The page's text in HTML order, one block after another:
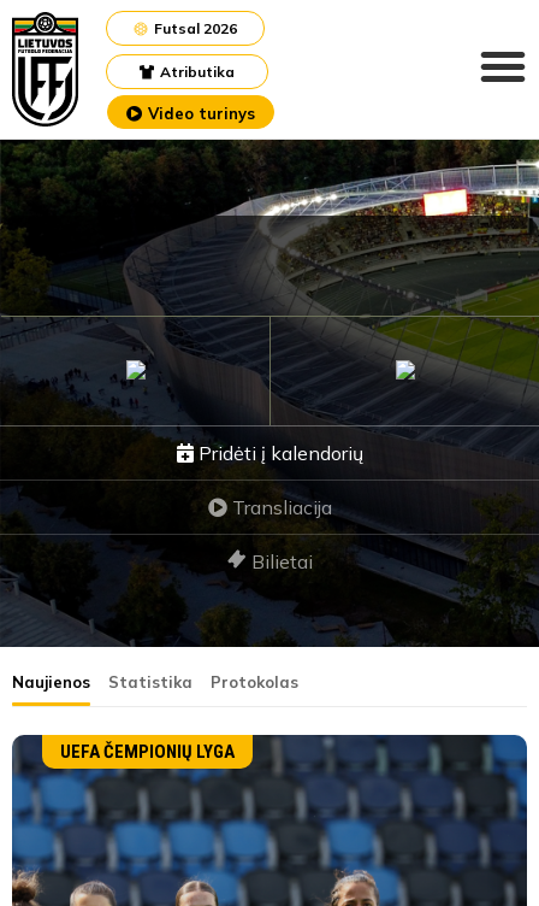
Atributika
Futsal 2026
Video turinys
Pridėti į kalendorių
Transliacija
Bilietai
Naujienos Statistika Protokolas
UEFA ČEMPIONIŲ LYGA